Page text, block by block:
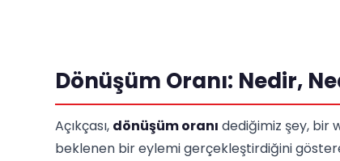
Dönüşüm Oranı: Nedir,
Açıkçası, dönüşüm oranı dediğimiz şey, bir
beklenen bir eylemi gerçekleştirdiğini